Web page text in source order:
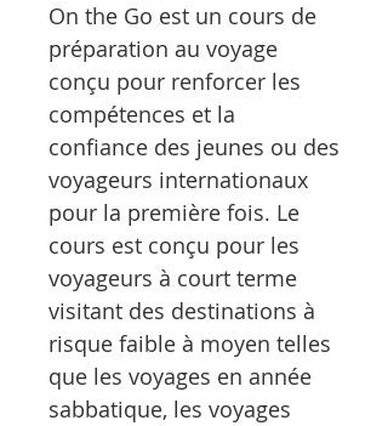
On the Go est un cours de
préparation au voyage
conçu pour renforcer les
compétences et la
confiance des jeunes ou des
voyageurs internationaux
pour la première fois. Le
cours est conçu pour les
voyageurs à court terme
visitant des destinations à
risque faible à moyen telles
que les voyages en année
sabbatique, les voyages